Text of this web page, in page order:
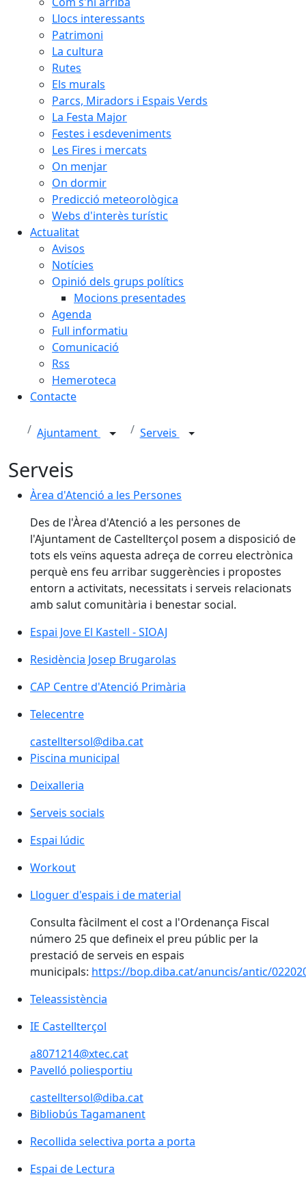
Llocs interessants
Patrimoni
La cultura
Rutes
Els murals
Parcs, Miradors i Espais Verds
La Festa Major
Festes i esdeveniments
Les Fires i mercats
On menjar
On dormir
Predicció meteorològica
Webs d'interès turístic
Actualitat
Avisos
Notícies
Opinió dels grups polítics
Mocions presentades
Agenda
Full informatiu
Comunicació
Rss
Hemeroteca
Contacte
Ajuntament Serveis
Serveis
Àrea d'Atenció a les Persones
Àrea d'Atenció a les Persones
Des de l'Àrea d'Atenció a les persones de
l'Ajuntament de Castellterçol posem a disposició de
tots els veïns aquesta adreça de correu electrònica
perquè ens feu arribar suggerències i propostes
entorn a activitats, necessitats i serveis relacionats
amb salut comunitària i benestar social.
Espai Jove El Kastell - SIOAJ
Espai Jove El Kastell - SIOAJ
Residència Josep Brugarolas
Residència Josep Brugarolas
CAP Centre d'Atenció Primària
CAP Centre d'Atenció Primària
Telecentre
Telecentre
castelltersol@diba.cat
Piscina municipal
Piscina municipal
Deixalleria
Deixalleria
Serveis socials
Espai lúdic
Workout
Lloguer d'espais i de material
Consulta fàcilment el cost a l'Ordenança Fiscal
número 25 que defineix el preu públic per la
prestació de serveis en espais
municipals: https://bop.diba.cat/anuncis/antic/
Teleassistència
Teleassistència
IE Castellterçol
IE Castellterçol
a8071214@xtec.cat
Pavelló poliesportiu
Pavelló poliesportiu
castelltersol@diba.cat
Bibliobús Tagamanent
Bibliobús Tagamanent
Recollida selectiva porta a porta
Recollida selectiva porta a porta
Espai de Lectura
Espai de Lectura